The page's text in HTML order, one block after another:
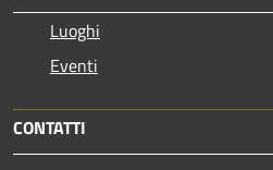
Luoghi
Eventi
CONTATTI